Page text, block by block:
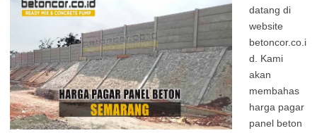
datang di
website
betoncor.co.i
d. Kami
akan
membahas
harga pagar
panel beton